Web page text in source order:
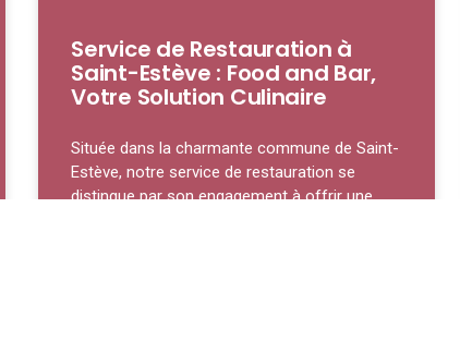
Service de Restauration à
Saint-Estève : Food and Bar,
Votre Solution Culinaire
Située dans la charmante commune de Saint-
Estève, notre service de restauration se
distingue par son engagement à offrir une